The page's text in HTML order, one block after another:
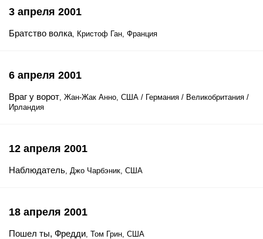
3 апреля 2001
Братство волка, Кристоф Ган, Франция
6 апреля 2001
Враг у ворот, Жан-Жак Анно, США / Германия / Великобритания /
Ирландия
12 апреля 2001
Наблюдатель, Джо Чарбэник, США
18 апреля 2001
Пошел ты, Фредди, Том Грин, США